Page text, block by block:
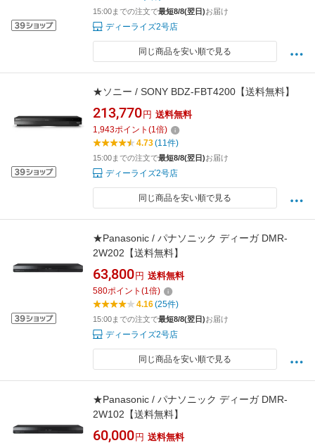
15:00までの注文で最短8/8(翌日)お届け
ディーライズ2号店
同じ商品を安い順で見る
★ソニー / SONY BDZ-FBT4200【送料無料】
213,770 円 送料無料
1,943ポイント (1倍)
4.73(11件)
15:00までの注文で最短8/8(翌日)お届け
ディーライズ2号店
同じ商品を安い順で見る
★Panasonic / パナソニック ディーガ DMR-
2W202【送料無料】
63,800 円 送料無料
580ポイント (1倍)
4.16(25件)
15:00までの注文で最短8/8(翌日)お届け
ディーライズ2号店
同じ商品を安い順で見る
★Panasonic / パナソニック ディーガ DMR-
2W102【送料無料】
60,000 円 送料無料